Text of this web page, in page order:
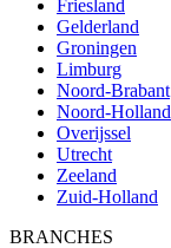
Friesland
Gelderland
Groningen
Limburg
Noord-Brabant
Noord-Holland
Overijssel
Utrecht
Zeeland
Zuid-Holland
BRANCHES